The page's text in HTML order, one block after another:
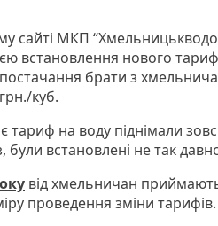
сайті МКП
встановлення нового
брати з
куб.
тариф на воду піднімали
встановлені не так
від хмельничан
проведення зміни тарифів.